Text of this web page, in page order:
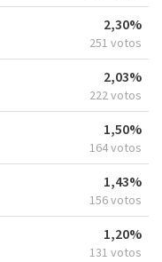
2,30%
251 votos
2,03%
222 votos
1,50%
164 votos
1,43%
156 votos
1,20%
131 votos